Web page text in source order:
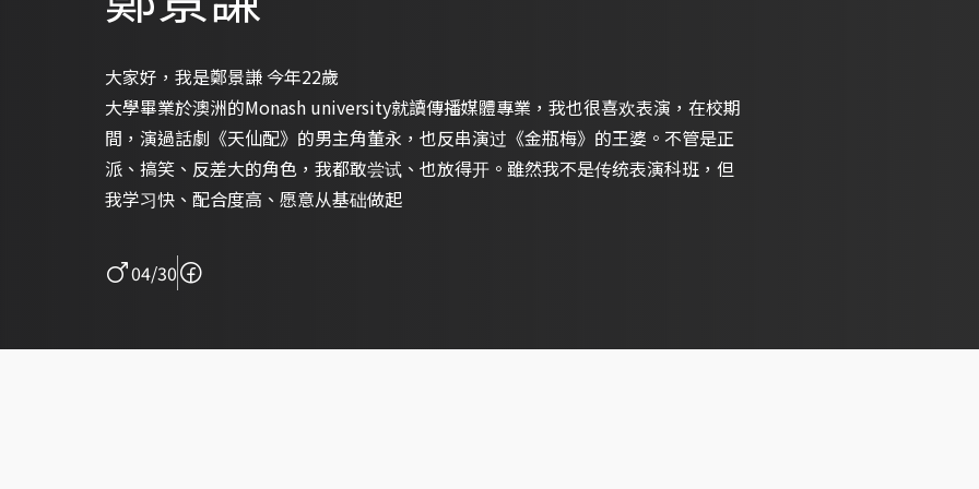
大家好，我是鄭景謙 今年22歲
大學畢業於澳洲的Monash university就讀傳播媒體專業，我也很喜欢表演，在校期
間，演過話劇《天仙配》的男主角董永，也反串演过《金瓶梅》的王婆。不管是正
派、搞笑、反差大的角色，我都敢尝试、也放得开。雖然我不是传统表演科班，但
我学习快、配合度高、愿意从基础做起
04/30